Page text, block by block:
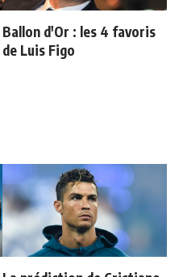
Ballon d'Or : les 4 favoris
de Luis Figo